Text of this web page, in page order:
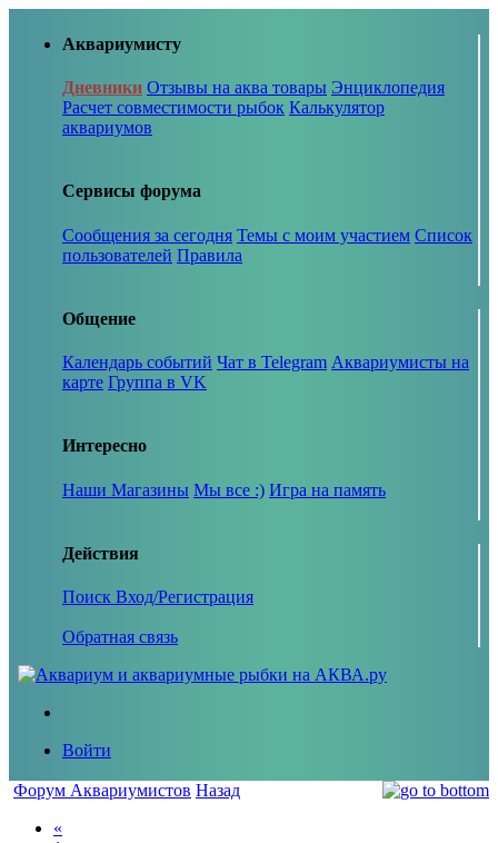
Аквариумисту
Дневники Отзывы на аква товары Энциклопедия
Расчет совместимости рыбок Калькулятор
аквариумов
Сервисы форума
Сообщения за сегодня Темы с моим участием Список
пользователей Правила
Общение
Календарь событий Чат в Telegram Аквариумисты на
карте Группа в VK
Интересно
Наши Магазины Мы все :) Игра на память
Действия
Поиск Вход/Регистрация
Обратная связь
Войти
Форум Аквариумистов Назад
«